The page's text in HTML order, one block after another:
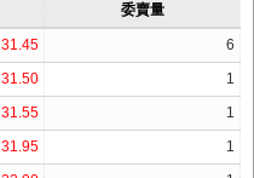
委賣量
31.45
6
31.50
1
31.55
1
31.95
1